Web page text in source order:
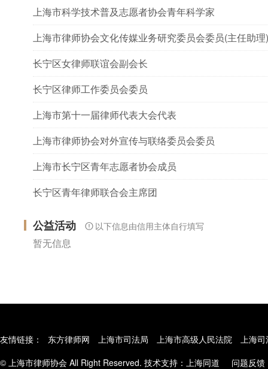
上海市科学技术普及志愿者协会青年科学家
上海市律师协会文化传媒业务研究委员会委员(主任助理)
长宁区女律师联谊会副会长
长宁区律师工作委员会委员
上海市第十一届律师代表大会代表
上海市律师协会对外宣传与联络委员会委员
上海市长宁区青年志愿者协会成员
长宁区青年律师联合会主席团
公益活动 以下信息由信用主体自行填写
暂无信息
友情链接： 东方律师网 上海市司法局 上海市高级人民法院
上海
© 上海市律师协会 All Right Reserved. 技术支持： 上海同道 问题反馈